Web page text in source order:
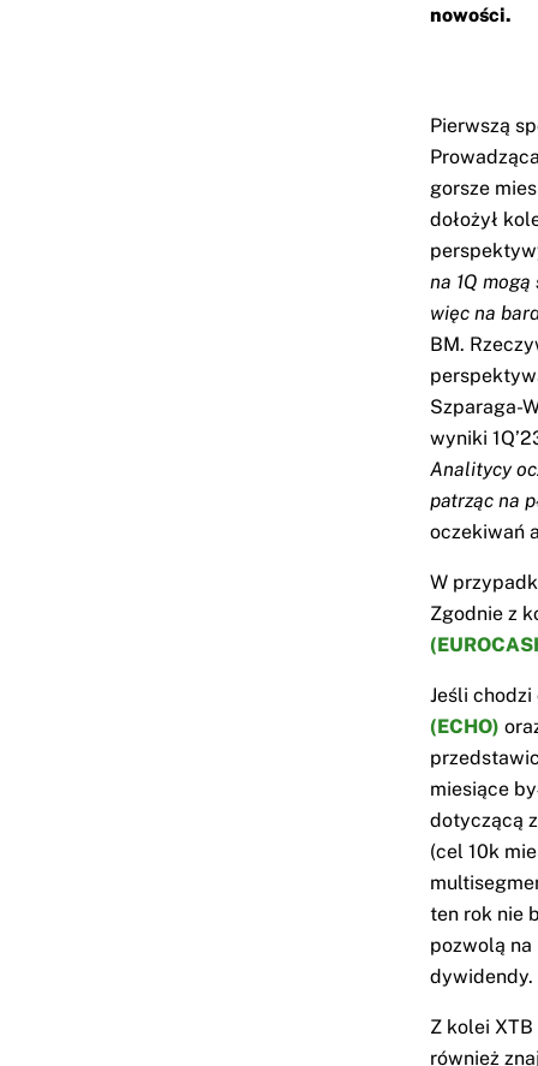
nowości.
Pierwszą
gorsze
dołożył
na 1Q
więc na
BM.
Szparaga-
wyniki
Analitycy
patrząc na
oczekiwań
W
Zgodnie z
Jeśli
(ECHO)
miesiące
dotyczącą
(cel 10k
ten rok nie
pozwolą
dywidendy.
Z kolei
również